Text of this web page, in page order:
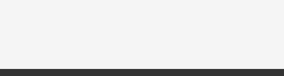
кухонного инвентаря и посуды для HoReCa